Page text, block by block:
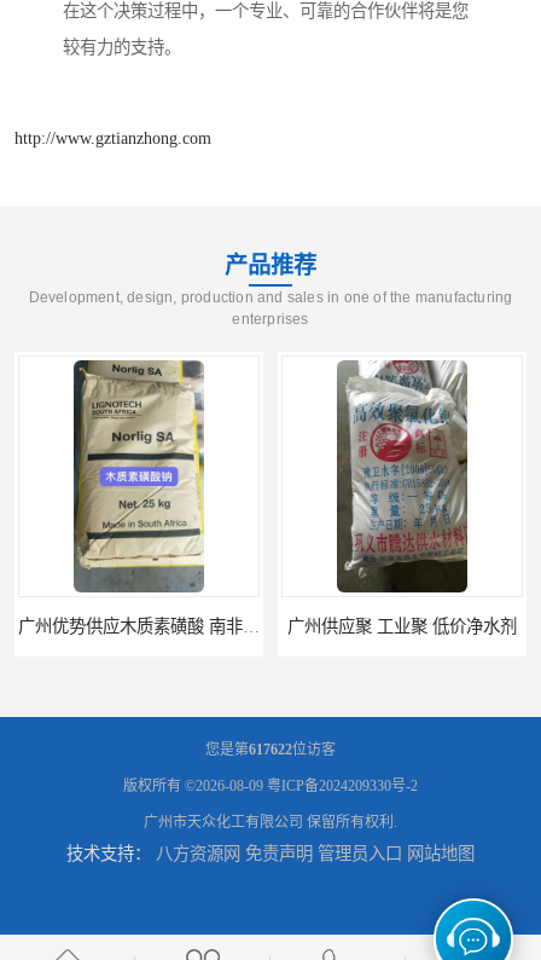
在这个决策过程中，一个专业、可靠的合作伙伴将是您
较有力的支持。
http://www.gztianzhong.com
产品推荐
Development, design, production and sales in one of the manufacturing
enterprises
广州优势供应木质素磺酸 南非工业木质素磺酸 广州供应聚 工业聚 低价净水剂
供应广州 深圳 柠檬酸 山东英轩柠檬酸 二水柠檬酸 供应碳酸 工业小苏打
您是第617622位访客
版权所有 ©2026-08-09 粤ICP备2024209330号-2
广州市天众化工有限公司 保留所有权利.
技术支持： 八方资源网 免责声明 管理员入口 网站地图